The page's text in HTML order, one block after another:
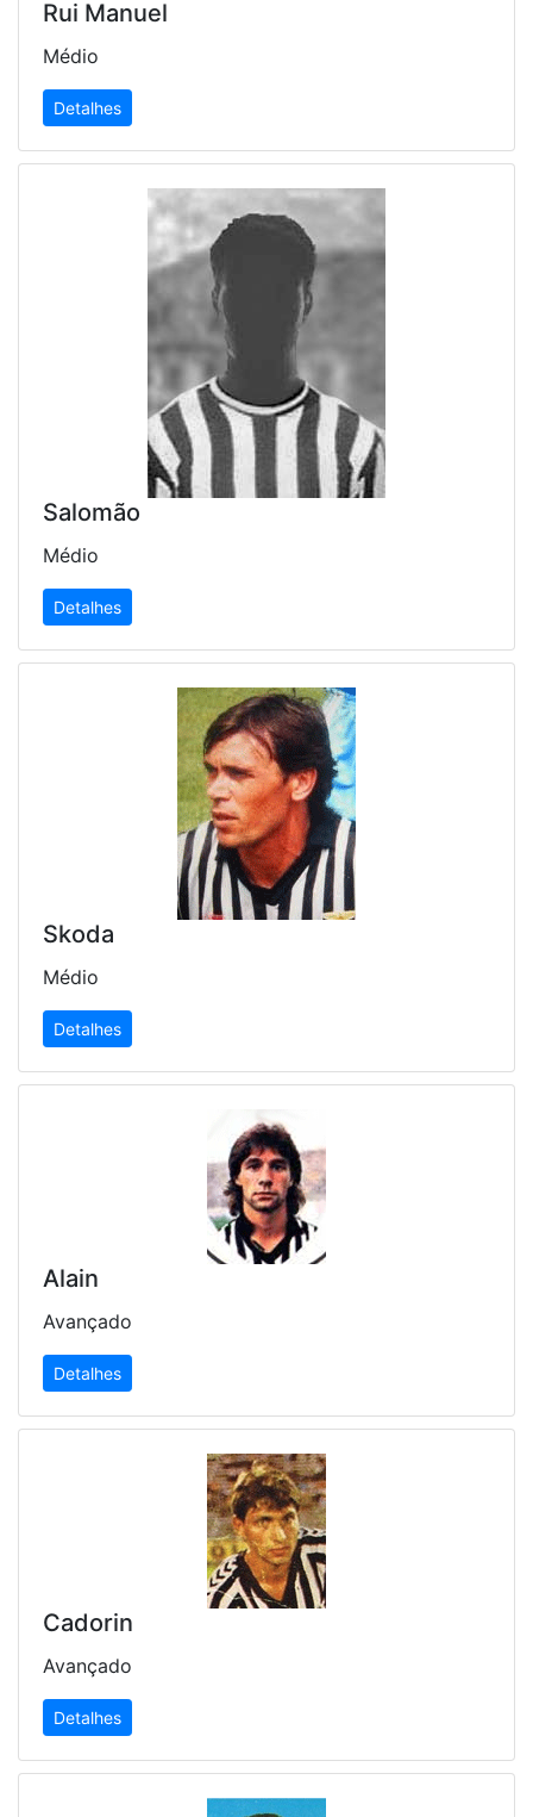
Rui Manuel
Médio
Detalhes
Salomão
Médio
Detalhes
Skoda
Médio
Detalhes
Alain
Avançado
Detalhes
Cadorin
Avançado
Detalhes